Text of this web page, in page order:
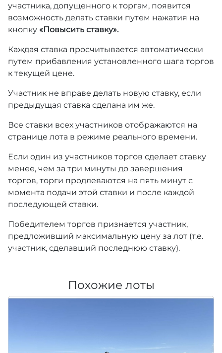
участника, допущенного к торгам, появится
возможность делать ставки путем нажатия на
кнопку «Повысить ставку».
Каждая ставка просчитывается автоматически
путем прибавления установленного шага торгов
к текущей цене.
Участник не вправе делать новую ставку, если
предыдущая ставка сделана им же.
Все ставки всех участников отображаются на
странице лота в режиме реального времени.
Если один из участников торгов сделает ставку
менее, чем за три минуты до завершения
торгов, торги продлеваются на пять минут с
момента подачи этой ставки и после каждой
последующей ставки.
Победителем торгов признается участник,
предложивший максимальную цену за лот (т.е.
участник, сделавший последнюю ставку).
Похожие лоты